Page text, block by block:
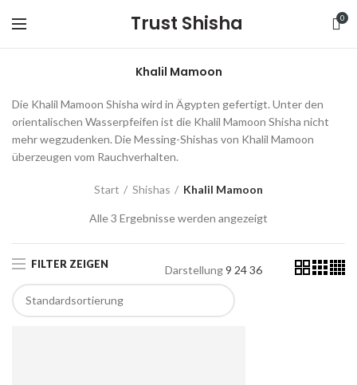
Trust Shisha 0
Khalil Mamoon
Die Khalil Mamoon Shisha wird in Ägypten gefertigt. Unter den
orientalischen Wasserpfeifen ist die Khalil Mamoon Shisha nicht
mehr wegzudenken. Die Messing-Shishas von Khalil Mamoon
überzeugen vom Rauchverhalten.
Start Shishas Khalil Mamoon
Alle 3 Ergebnisse werden angezeigt
FILTER ZEIGEN Darstellung9 2436